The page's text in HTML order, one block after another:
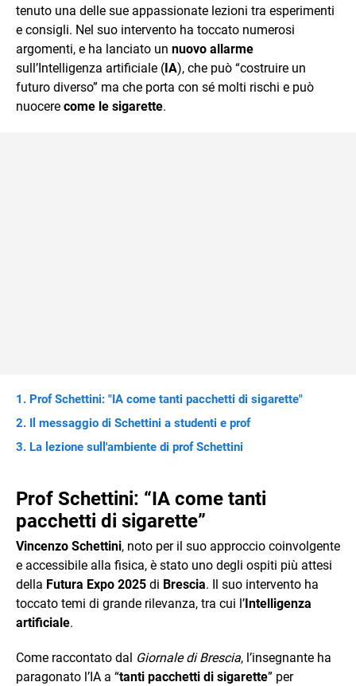
tenuto una delle sue appassionate lezioni tra esperimenti
e consigli. Nel suo intervento ha toccato numerosi
argomenti, e ha lanciato un nuovo allarme
sull’Intelligenza artificiale (IA), che può “costruire un
futuro diverso” ma che porta con sé molti rischi e può
nuocere come le sigarette.
Prof Schettini: "IA come tanti pacchetti di sigarette"
Il messaggio di Schettini a studenti e prof
La lezione sull'ambiente di prof Schettini
Prof Schettini: “IA come tanti
pacchetti di sigarette”
Vincenzo Schettini, noto per il suo approccio coinvolgente
e accessibile alla fisica, è stato uno degli ospiti più attesi
della Futura Expo 2025 di Brescia. Il suo intervento ha
toccato temi di grande rilevanza, tra cui l’Intelligenza
artificiale.
Come raccontato dal Giornale di Brescia, l’insegnante ha
paragonato l’IA a “tanti pacchetti di sigarette” per